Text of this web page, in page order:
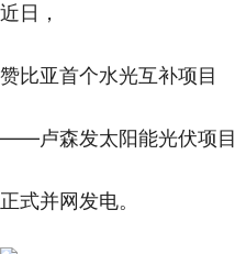
近日，
赞比亚首个水光互补项目
——卢森发太阳能光伏项目
正式并网发电。